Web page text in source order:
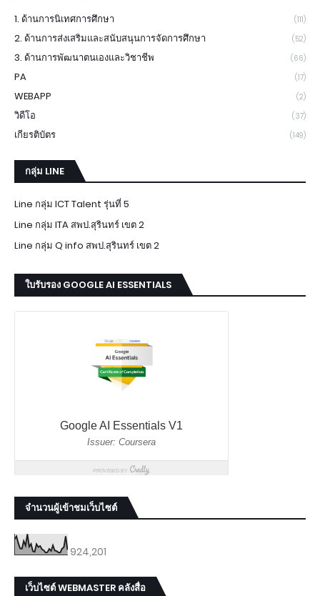
1. ด้านการนิเทศการศึกษา (111)
2. ด้านการส่งเสริมและสนับสนุนการจัดการศึกษา (52)
3. ด้านการพัฒนาตนเองและวิชาชีพ (66)
PA (17)
WEBAPP (2)
วิดีโอ (37)
เกียรติบัตร (149)
กลุ่ม LINE
Line กลุ่ม ICT Talent รุ่นที่ 5
Line กลุ่ม ITA สพป.สุรินทร์ เขต 2
Line กลุ่ม Q info สพป.สุรินทร์ เขต 2
ใบรับรอง GOOGLE AI ESSENTIALS
จำนวนผู้เข้าชมเว็บไซต์
924,201
เว็บไซต์ WEBMASTER คลังสื่อ